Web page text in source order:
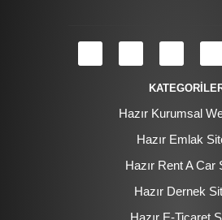
Hazır Kurumsal
Hazır Emlak
Hazır Rent A Car
Hazır Dernek
Hazır E-Ticaret